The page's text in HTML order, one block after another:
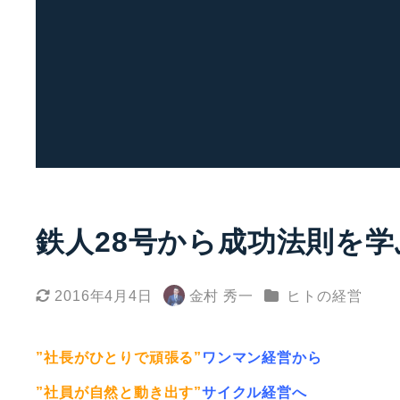
鉄人28号から成功法則を
2016年4月4日
著
金村 秀一 カテゴリー
ヒトの経営
”社長がひとりで頑張る” ワンマン経営から
”社員が自然と動き出す”サイクル経営へ